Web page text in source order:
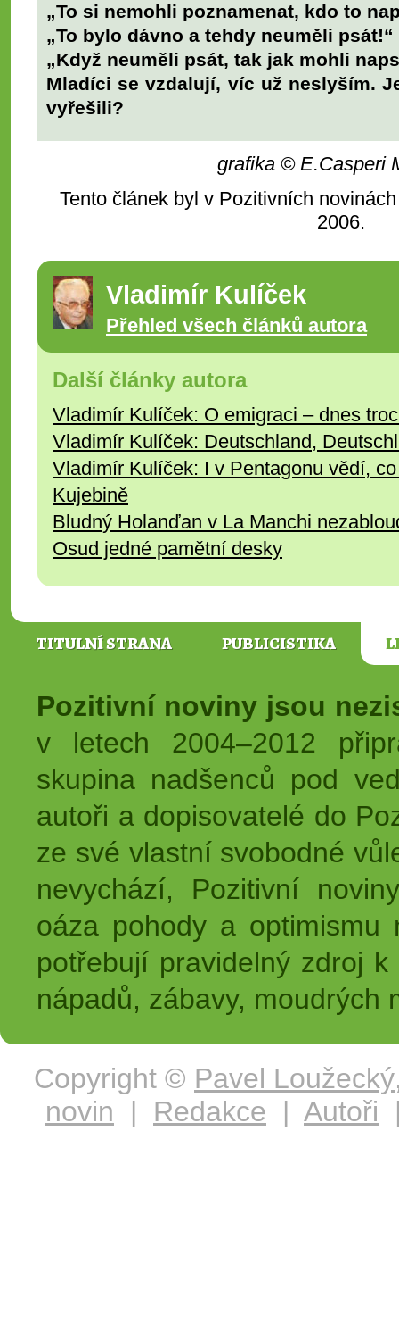
„To si nemohli poznamenat, kdo to
„To bylo dávno a tehdy neuměli psát!“
„Když neuměli psát, tak jak mohli
Mladíci se vzdalují, víc už neslyším.
vyřešili?
grafika © E.Casperi
Tento článek byl v Pozitivních
2006.
Vladimír Kulíček
Přehled všech článků autora
Další články autora
Vladimír Kulíček: O emigraci – dnes
Vladimír Kulíček: Deutschland,
Vladimír Kulíček: I v Pentagonu vědí,
Kujebině
Bludný Holanďan v La Manchi
Osud jedné pamětní desky
TITULNÍ STRANA PUBLICISTIKA
Pozitivní noviny jsou
v letech 2004–2012
skupina nadšenců pod
autoři a dopisovatelé do
ze své vlastní svobodné
nevychází, Pozitivní
oáza pohody a
potřebují pravidelný zdroj
nápadů, zábavy, moudrých
Copyright © Pavel Loužecký
novin | Redakce | Autoři